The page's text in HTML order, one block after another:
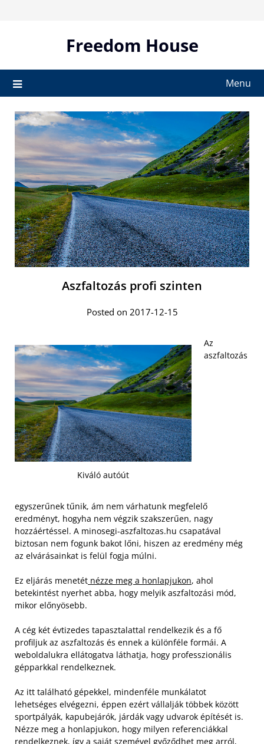
Freedom House
Menu
Aszfaltozás profi szinten
Posted on 2017-12-15
Kiváló autóút
Az
aszfaltozás
egyszerűnek tűnik, ám nem várhatunk megfelelő
eredményt, hogyha nem végzik szakszerűen, nagy
hozzáértéssel. A minosegi-aszfaltozas.hu csapatával
biztosan nem fogunk bakot lőni, hiszen az eredmény még
az elvárásainkat is felül fogja múlni.
Ez eljárás menetét nézze meg a honlapjukon, ahol
betekintést nyerhet abba, hogy melyik aszfaltozási mód,
mikor előnyösebb.
A cég két évtizedes tapasztalattal rendelkezik és a fő
profiljuk az aszfaltozás és ennek a különféle formái. A
weboldalukra ellátogatva láthatja, hogy professzionális
gépparkkal rendelkeznek.
Az itt található gépekkel, mindenféle munkálatot
lehetséges elvégezni, éppen ezért vállalják többek között
sportpályák, kapubejárók, járdák vagy udvarok építését is.
Nézze meg a honlapjukon, hogy milyen referenciákkal
rendelkeznek, így a saját szemével győződhet meg arról,